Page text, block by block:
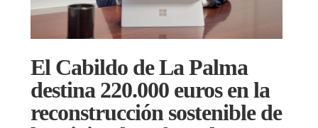
El Cabildo de La Palma
destina 220.000 euros en la
reconstrucción sostenible de